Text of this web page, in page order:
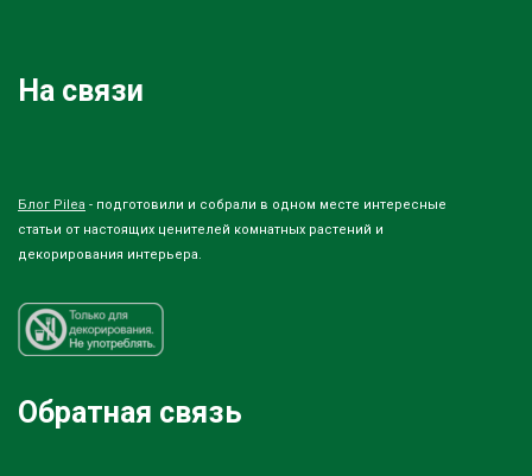
На связи
Блог Pilea - подготовили и собрали в одном месте интересные
статьи от настоящих ценителей комнатных растений и
декорирования интерьера.
Обратная связь